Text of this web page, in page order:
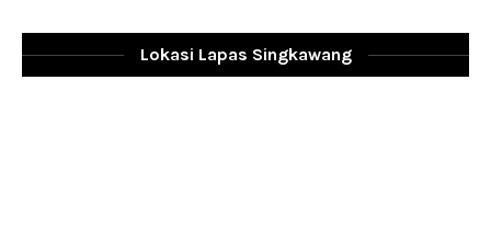
Lokasi Lapas Singkawang